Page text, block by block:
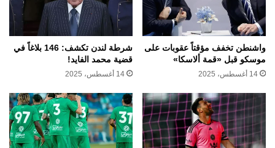
واشنطن تخفف مؤقتاً عقوبات على
موسكو قبل «قمة ألاسكا»
14 أغسطس، 2025
شرطة لندن تكشف: 146 بلاغاً في
قضية محمد الفايد!
14 أغسطس، 2025